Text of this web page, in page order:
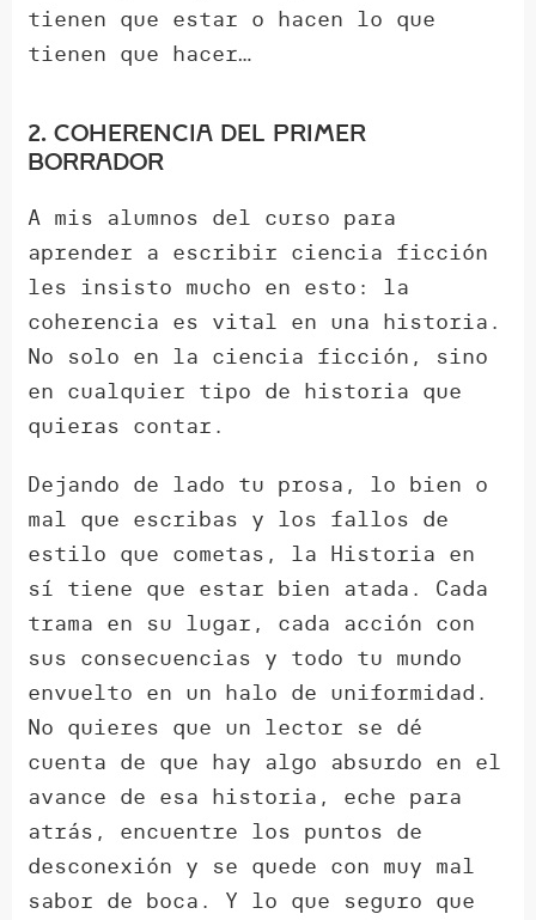
tienen que estar o hacen lo que
tienen que hacer…
2. Coherencia del primer
borrador
A mis alumnos del curso para
aprender a escribir ciencia ficción
les insisto mucho en esto: la
coherencia es vital en una historia.
No solo en la ciencia ficción, sino
en cualquier tipo de historia que
quieras contar.
Dejando de lado tu prosa, lo bien o
mal que escribas y los fallos de
estilo que cometas, la Historia en
sí tiene que estar bien atada. Cada
trama en su lugar, cada acción con
sus consecuencias y todo tu mundo
envuelto en un halo de uniformidad.
No quieres que un lector se dé
cuenta de que hay algo absurdo en el
avance de esa historia, eche para
atrás, encuentre los puntos de
desconexión y se quede con muy mal
sabor de boca. Y lo que seguro que